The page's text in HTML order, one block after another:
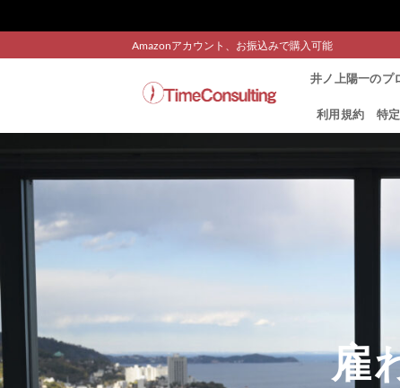
to
Amazonアカウント、お振込みで購入可能
井ノ上陽一のプ
利用規約 特
雇